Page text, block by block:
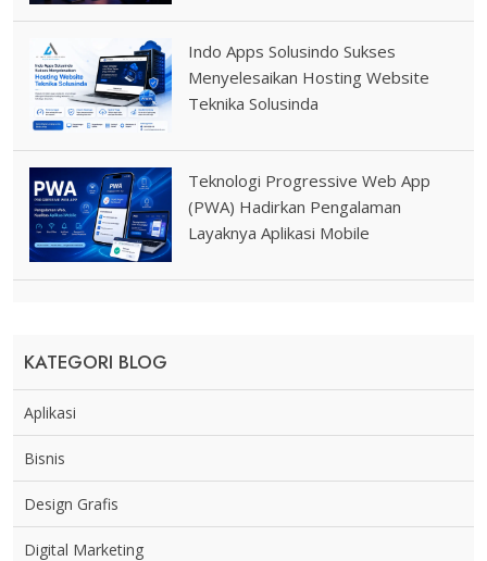
Indo Apps Solusindo Sukses
Menyelesaikan Hosting Website
Teknika Solusinda
Teknologi Progressive Web App
(PWA) Hadirkan Pengalaman
Layaknya Aplikasi Mobile
KATEGORI BLOG
Aplikasi
Bisnis
Design Grafis
Digital Marketing